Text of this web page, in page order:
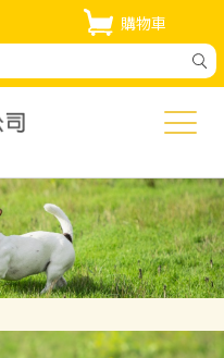
購物車